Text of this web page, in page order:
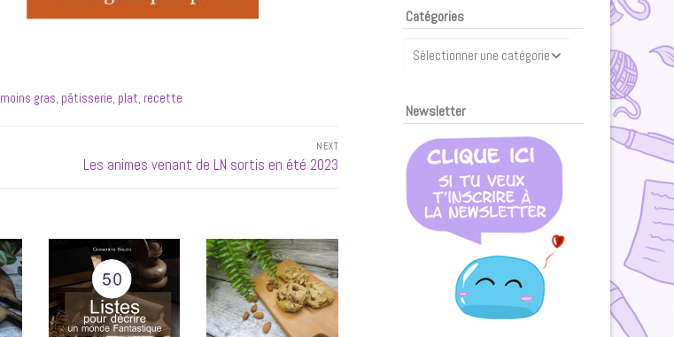
moins gras pâtisserie plat recette
NEXT
Next
Les animes venant de LN sortis en été 2023
Catégories
Newsletter